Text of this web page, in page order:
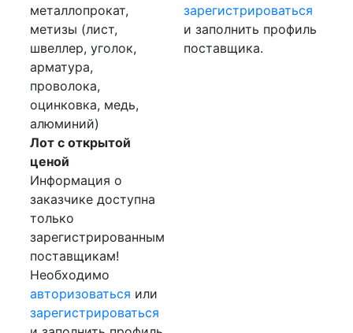
металлопрокат,
метизы (лист,
швеллер, уголок,
арматура,
проволока,
оцинковка, медь,
алюминий)
Лот с открытой
ценой
Информация о
заказчике доступна
только
зарегистрированным
поставщикам!
Необходимо
авторизоваться или
зарегистрироваться
зарегистрироваться
и заполнить профиль
поставщика.